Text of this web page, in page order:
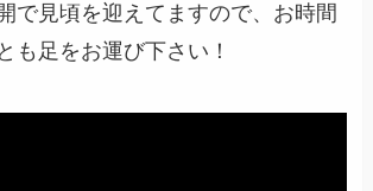
で見頃を迎えてますので、お時間
も足をお運び下さい！